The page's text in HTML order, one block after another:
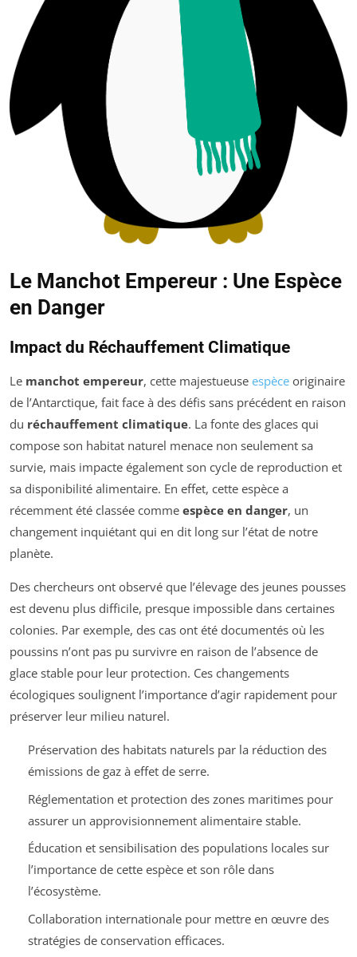
Le Manchot Empereur : Une Espèce
en Danger
Impact du Réchauffement Climatique
Le manchot empereur, cette majestueuse espèce originaire
de l’Antarctique, fait face à des défis sans précédent en raison
du réchauffement climatique. La fonte des glaces qui
compose son habitat naturel menace non seulement sa
survie, mais impacte également son cycle de reproduction et
sa disponibilité alimentaire. En effet, cette espèce a
récemment été classée comme espèce en danger, un
changement inquiétant qui en dit long sur l’état de notre
planète.
Des chercheurs ont observé que l’élevage des jeunes pousses
est devenu plus difficile, presque impossible dans certaines
colonies. Par exemple, des cas ont été documentés où les
poussins n’ont pas pu survivre en raison de l’absence de
glace stable pour leur protection. Ces changements
écologiques soulignent l’importance d’agir rapidement pour
préserver leur milieu naturel.
Préservation des habitats naturels par la réduction des
émissions de gaz à effet de serre.
Réglementation et protection des zones maritimes pour
assurer un approvisionnement alimentaire stable.
Éducation et sensibilisation des populations locales sur
l’importance de cette espèce et son rôle dans
l’écosystème.
Collaboration internationale pour mettre en œuvre des
stratégies de conservation efficaces.